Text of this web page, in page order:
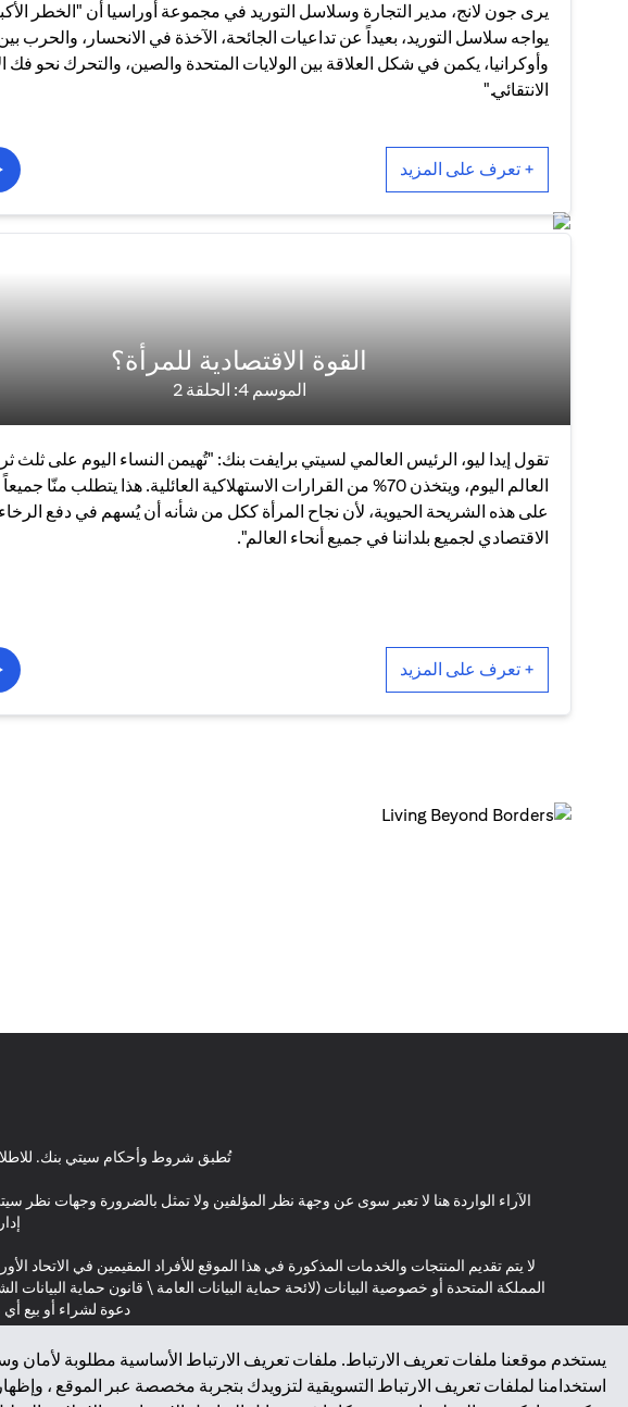
يرى جون لانج، مدير التجارة وسلاسل التوريد في مجموعة أوراسيا أن "الخطر
يواجه سلاسل التوريد، بعيداً عن تداعيات الجائحة، الآخذة في الانحسار، والحرب
وأوكرانيا، يكمن في شكل العلاقة بين الولايات المتحدة والصين، والتحرك نحو فك
الانتقائي."
+ تعرف على المزيد
القوة الاقتصادية للمرأة؟
الموسم 4: الحلقة 2
تقول إيدا ليو، الرئيس العالمي لسيتي برايفت بنك: "تُهيمن النساء اليوم على ثلث
العالم اليوم، ويتخذن 70% من القرارات الاستهلاكية العائلية. هذا يتطلب منّا
على هذه الشريحة الحيوية، لأن نجاح المرأة ككل من شأنه أن يُسهم في دفع الرخاء
الاقتصادي لجميع بلداننا في جميع أنحاء العالم".
+ تعرف على المزيد
يستخدم موقعنا ملفات تعريف الارتباط. ملفات تعريف الارتباط الأساسية مطلوبة لأمان
استخدامنا لملفات تعريف الارتباط التسويقية لتزويدك بتجربة مخصصة عبر الموقع ،
تُطبق شروط وأحكام سيتي بنك.
الآراء الواردة هنا لا تعبر سوى عن وجهة نظر المؤلفين ولا تمثل بالضرورة وجهات نظر
لا يتم تقديم المنتجات والخدمات المذكورة في هذا الموقع للأفراد المقيمين في الاتحاد
المملكة المتحدة أو خصوصية البيانات (لائحة حماية البيانات العامة \ قانون حماية
دعوة لشراء أو بيع أي
*GDPR – اللائحة العامة لحماية البيانات؛ * LGPD – Lei Geral de Proteção de Dados Pessoais ; *NZPA – قانون الخصوصية النيوزيلندي